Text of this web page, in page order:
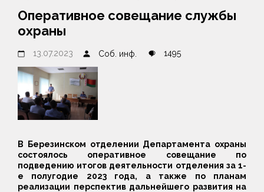
Оперативное совещание службы
охраны
13.07.2023 Соб. инф. 1495
В Березинском отделении Департамента охраны
состоялось оперативное совещание по
подведению итогов деятельности отделения за 1-
е полугодие 2023 года, а также по планам
реализации перспектив дальнейшего развития на